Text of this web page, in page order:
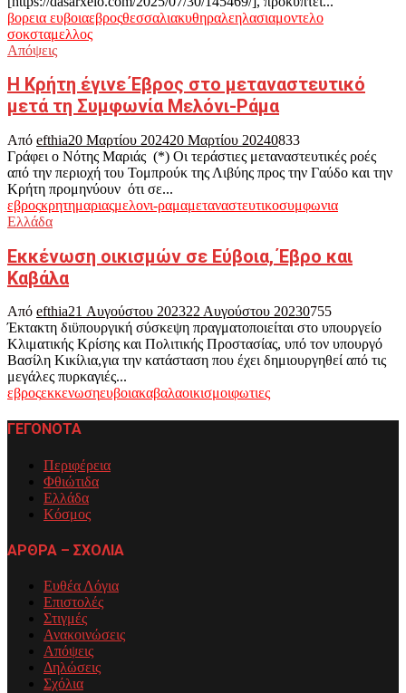
βορεια ευβοιαεβροςθεσσαλιακυθηραλεηλασιαμοντελο
σοκσταμελλος
Απόψεις
Η Κρήτη έγινε Έβρος στο μεταναστευτικό
μετά τη Συμφωνία Μελόνι-Ράμα
Από efthia20 Μαρτίου 202420 Μαρτίου 20240833
Γράφει ο Νότης Μαριάς (*) Οι τεράστιες μεταναστευτικές ροές
από την περιοχή του Τομπρούκ της Λιβύης προς την Γαύδο και την
Κρήτη προμηνύουν ότι σε...
εβροςκρητημαριαςμελονι-ραμαμεταναστευτικοσυμφωνια
Ελλάδα
Εκκένωση οικισμών σε Εύβοια, Έβρο και
Καβάλα
Από efthia21 Αυγούστου 202322 Αυγούστου 20230755
Έκτακτη διϋπουργική σύσκεψη πραγματοποιείται στο υπουργείο
Κλιματικής Κρίσης και Πολιτικής Προστασίας, υπό τον υπουργό
Βασίλη Κικίλια,για την κατάσταση που έχει δημιουργηθεί από τις
μεγάλες πυρκαγιές...
εβροςεκκενωσηευβοιακαβαλαοικισμοιφωτιες
ΓΕΓΟΝΟΤΑ
Περιφέρεια
Φθιώτιδα
Ελλάδα
Κόσμος
ΑΡΘΡΑ – ΣΧΟΛΙΑ
Ευθέα Λόγια
Επιστολές
Στιγμές
Ανακοινώσεις
Απόψεις
Δηλώσεις
Σχόλια